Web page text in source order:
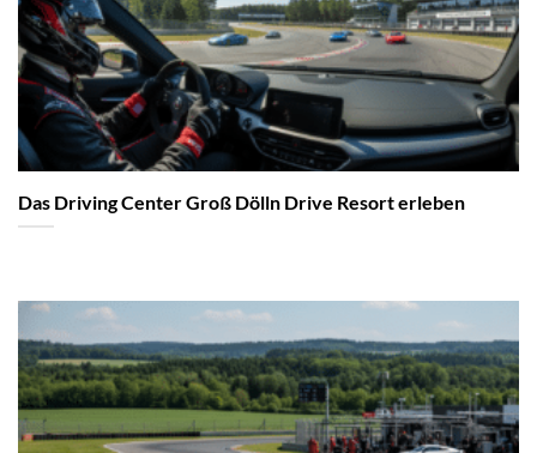
Das Driving Center Groß Dölln Drive Resort erleben